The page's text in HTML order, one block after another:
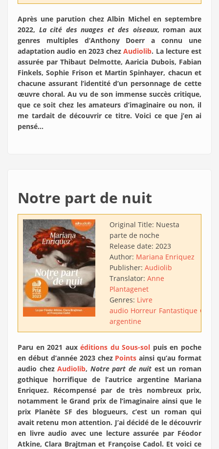
Après une parution chez Albin Michel en septembre
2022, La cité des nuages et des oiseaux, roman aux
genres multiples d’Anthony Doerr a connu une
adaptation audio en 2023 chezAudiolib. La lecture est
assurée par Thibaut Delmotte, Aaricia Dubois, Fabian
Finkels, Sophie Frison et Martin Spinhayer, chacun et
chacune assurant l’identité d’un personnage de cette
œuvre choral. Au vu de son immense succès critique,
que ce soit chez les amateurs d’imaginaire ou non, il
me tardait de découvrir ce titre. Voici ce que j’en ai
pensé…
Notre part de nuit
Original Title: Nuesta
parte de noche
Release date: 2023
Author: Mariana Enriquez
Publisher: Audiolib
Translator: Anne
Plantagenet
Genres: Livre
audio Horreur Fantastique
argentine
Paru en 2021 auxéditions du Sous-sol puis en poche
en début d’année 2023 chez Points ainsi qu’au format
audio chezAudiolib, Notre part de nuit est un roman
gothique horrifique de l’autrice argentine Mariana
Enriquez. Récompensé par de très nombreux prix,
notamment le Grand prix de l’imaginaire ainsi que le
prix Planète SF des blogueurs, c’est un roman qui
avait retenu mon attention. J’ai décidé de le découvrir
en livre audio avec une lecture assurée par Féodor
Atkine, Clara Brajtman et Françoise Cadol. Et voici ce